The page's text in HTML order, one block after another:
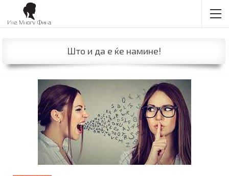
Што и да е ќе намине!